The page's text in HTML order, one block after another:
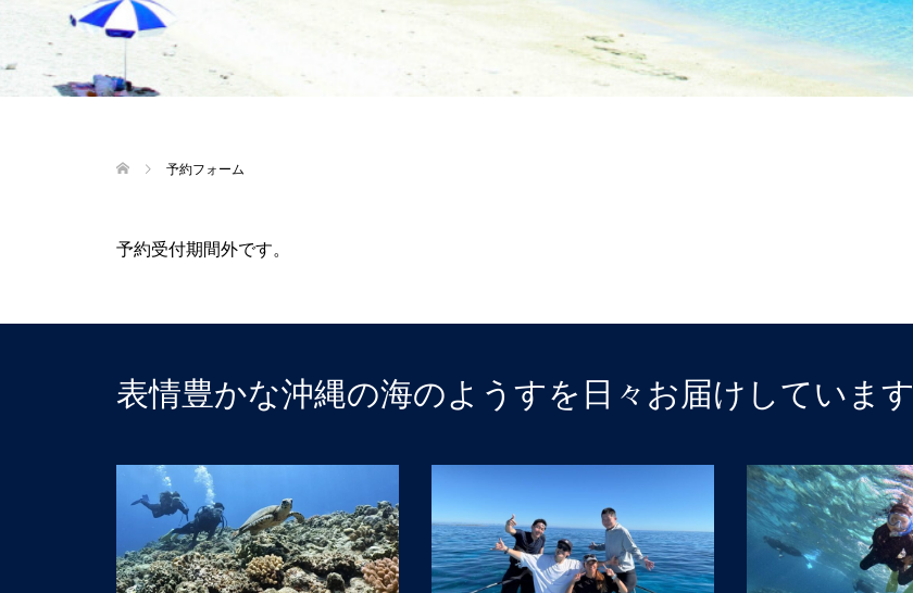
予約フォーム
予約受付期間外です。
表情豊かな沖縄の海のようすを日々お届けしています